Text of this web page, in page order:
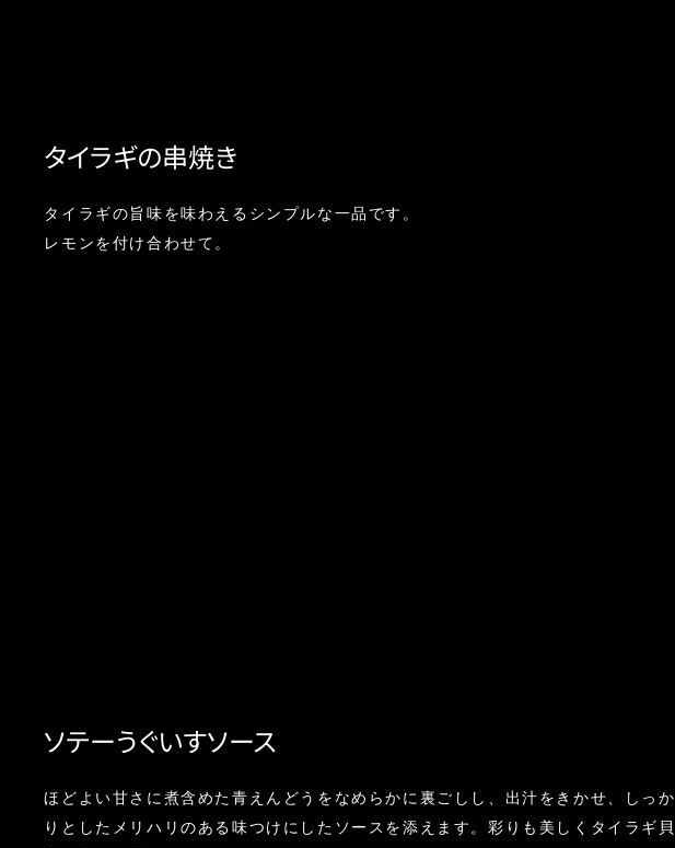
タイラギの串焼き
タイラギの旨味を味わえるシンプルな一品です。
レモンを付け合わせて。
ソテーうぐいすソース
ほどよい甘さに煮含めた青えんどうをなめらかに裏ごしし、出汁をきかせ、しっか
りとしたメリハリのある味つけにしたソースを添えます。彩りも美しくタイラギ貝